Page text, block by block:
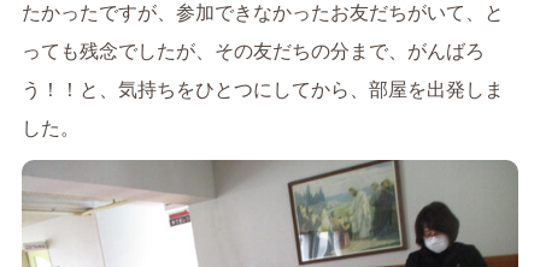
たかったですが、参加できなかったお友だちがいて、と
っても残念でしたが、その友だちの分まで、がんばろ
う！！と、気持ちをひとつにしてから、部屋を出発しま
した。